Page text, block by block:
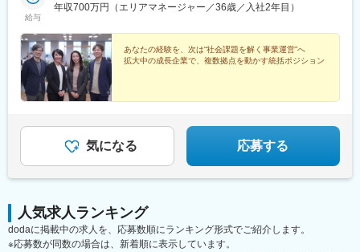
気軽にご相談ください。《養成期間後の勤務地》全国47都道府県
が対象※現在お住まいの地域又はジェネラルマネージャーと相談の
上決定《配属事業部について》障害福祉事業では「重度訪問介
護」と「グループホーム」、高齢者事業では「訪問介護事業」を
展開しています。配属に関しては、適性や条件等に応じて、配属
の事業部を決定。あなたの適性や能力を活かせる適切な部署でご
なる点はご相談ください。☆引越し手当支給・借り上げ社宅提供
あり（無料）
給与
年収700万円（エリアマネージャー／36歳／入社2年目）
あなたの経験を、次は“社会課題を解く事業運営”へ
拡大中の成長企業で、複数拠点を動かす統括ポジション
気になる 応募する
人気求人ランキング
dodaに掲載中の求人を、応募数順にランキング形式でご紹介します。
※応募数が同数の場合は、新着順に表示しています。